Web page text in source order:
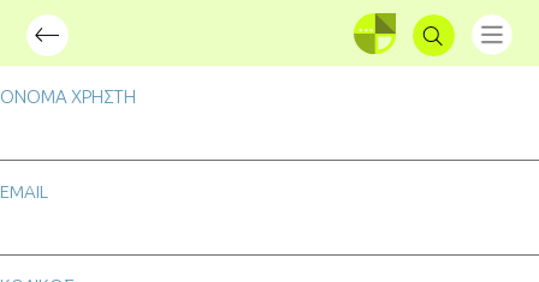
ΣΥΝΔΕΣΗ
ΟΝΟΜΑ ΧΡΗΣΤΗ
EMAIL